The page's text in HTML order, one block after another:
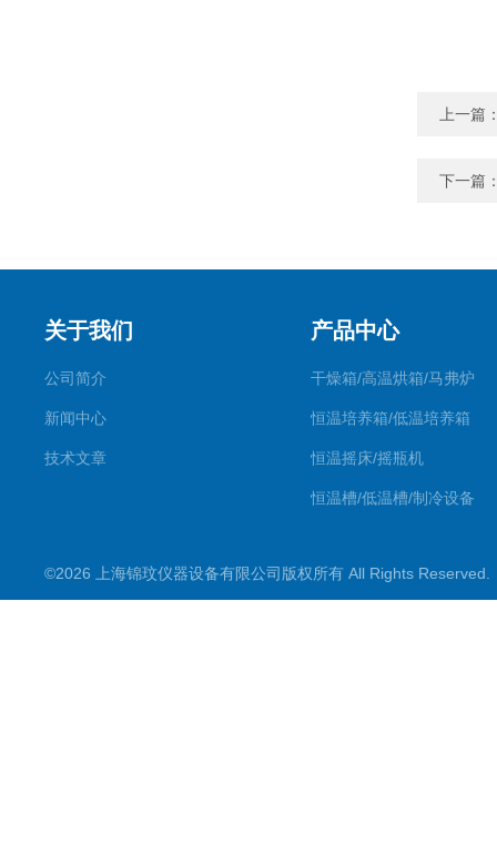
上一篇
下一篇
关于我们
公司简介
新闻中心
技术文章
产品中心
干燥箱/高温烘箱/马弗炉
恒温培养箱/低温培养箱
恒温摇床/摇瓶机
恒温槽/低温槽/制冷设备
超声波仪器
©2026 上海锦玟仪器设备有限公司版权所有 All Rights